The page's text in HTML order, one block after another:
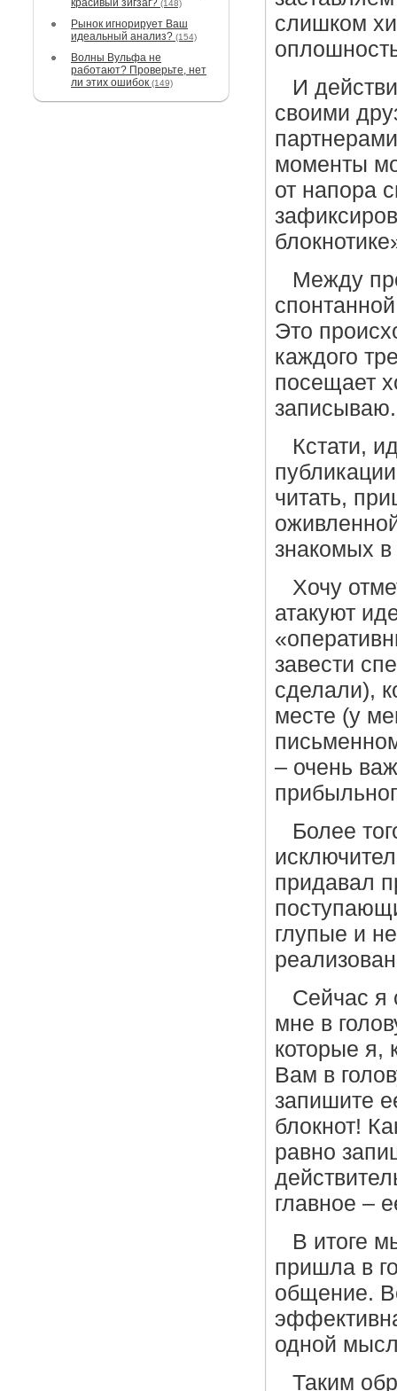
красивый зигзаг? (148)
Рынок игнорирует Ваш
идеальный анализ? (154)
Волны Вульфа не
работают? Проверьте, нет
ли этих ошибок (149)
слишком
И
своими
моменты
от напора
Между
Это
каждого
посещает
записываю.
Кстати,
читать,
знакомых в
Хочу
атакуют
завести
сделали),
месте (у
– очень
Более
придавал
глупые и
Сейчас я
мне в
которые я,
Вам в
запишите
блокнот!
равно
главное –
В итоге
пришла в
общение.
одной
Таким